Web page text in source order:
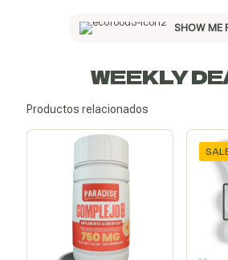
SHOW ME
WEEKLY
Productos relacionados